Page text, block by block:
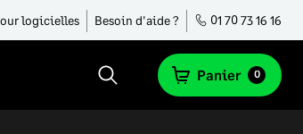
logicielles Besoin d'aide ? 01 70 73 16 16
Panier 0